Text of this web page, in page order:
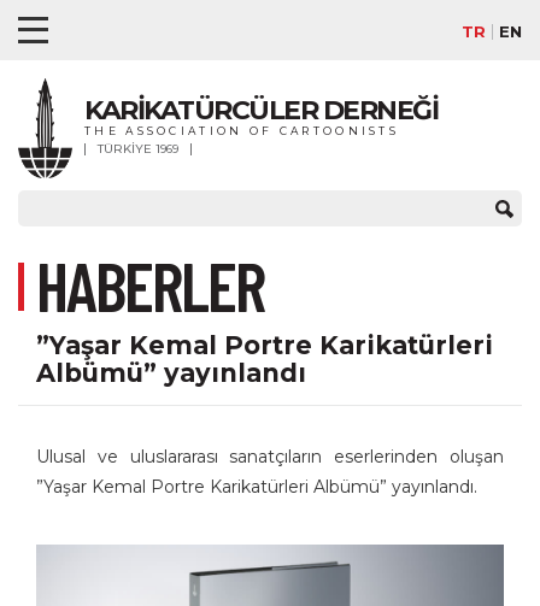
TR EN
KARİKATÜRCÜLER DERNEĞİ
THE ASSOCIATION OF CARTOONISTS
TÜRKİYE 1969
HABERLER
”Yaşar Kemal Portre Karikatürleri
Albümü” yayınlandı
Ulusal ve uluslararası sanatçıların eserlerinden oluşan
”Yaşar Kemal Portre Karikatürleri Albümü” yayınlandı.